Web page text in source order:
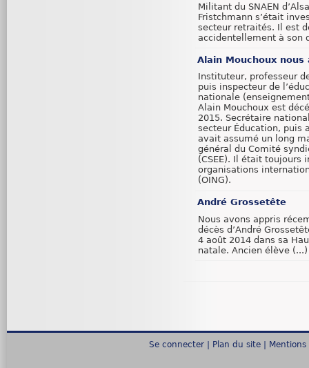
Militant du SNAEN
Fristchmann s’était
secteur retraités. Il est
accidentellement à son
Alain Mouchoux nous
Instituteur, professeur
puis inspecteur de
nationale
Alain Mouchoux est
2015. Secrétaire
secteur Éducation, puis
avait assumé un long
général du Comité
(CSEE). Il était toujours
organisations
(OING).
André Grossetête
Nous avons appris
décès d’André
4 août 2014 dans sa
natale. Ancien élève (...)
Se connecter | Plan du site | Mentions